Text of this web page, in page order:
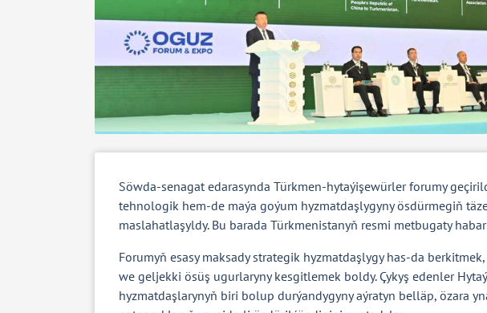
Söwda-senagat edarasynda Türkmen-hytaýişewürler forumy
tehnologik hem-de maýa goýum hyzmatdaşlygyny ösdürmegiň
maslahatlaşyldy. Bu barada Türkmenistanyň resmi metbugaty
Forumyň esasy maksady strategik hyzmatdaşlygy has-da
we geljekki ösüş ugurlaryny kesgitlemek boldy. Çykyş edenler
hyzmatdaşlarynyň biri bolup durýandygyny aýratyn belläp, özara